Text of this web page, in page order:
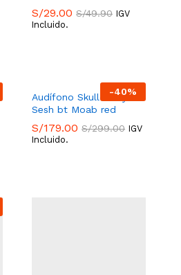
S/29.00 S/49.90 IGV
Incluido.
-40%
Audífono Skullcandy
Sesh bt Moab red
S/179.00 S/299.00 IGV
Incluido.